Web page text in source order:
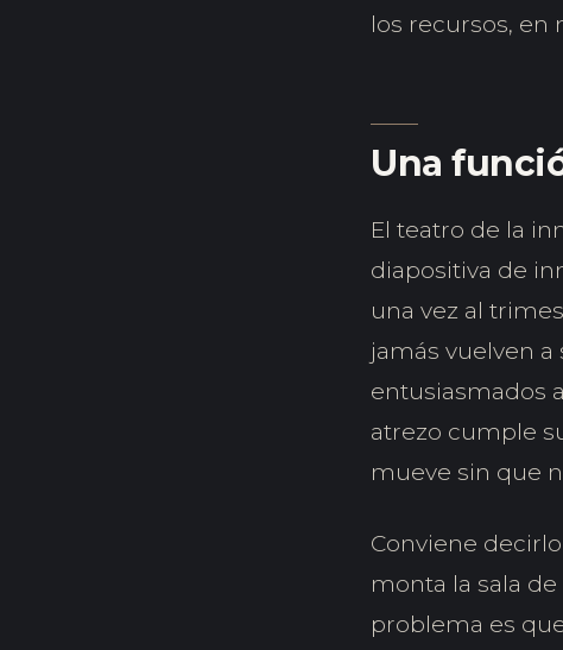
los recursos, en
Una
El teatro de la
diapositiva de
una vez al
jamás vuelven
entusiasmados
atrezo cumple
mueve sin que
Conviene
monta la sala
problema es